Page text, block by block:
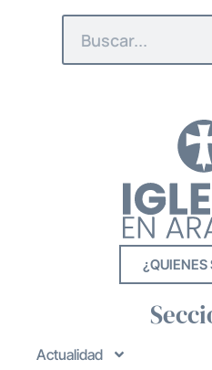
¿QUIENES
Actualidad